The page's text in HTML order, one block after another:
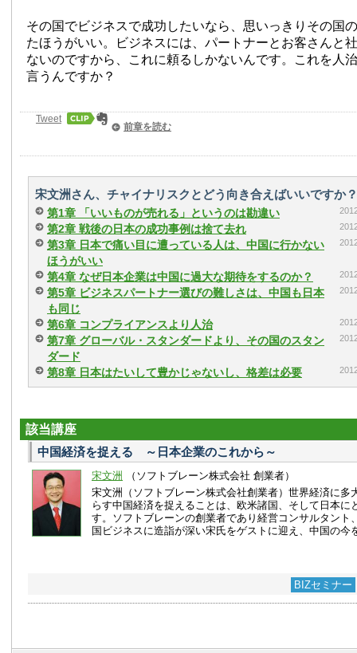
その国でビジネスで成功したいなら、思いっきりその国
たほうがいい。ビジネスには、パートナーとお客さんと
ないのですから、これに頼るしかないんです。これを人
言うんですか？
Tweet
前章を読む
宋文洲さん、チャイナリスクとどう向き合えばいいですか
第1章 「いいものが売れる」というのは勘違い
第2章 戦後の日本の成功事例は捨て去れ
第3章 日本で痛い目に遭っている人は、中国に行かない
ほうがいい
第4章 なぜ日本企業は中国に過大な期待をするのか？
第5章 ビジネスパートナー選びの難しさは、中国も日本
も同じ
第6章 コンプライアンスより人治
第7章 グローバル・スタンダードより、その国のスタン
ダード
第8章 日本はたいして豊かじゃないし、格差は必要
該当講座
中国経済を捉える ～日本企業のこれから～
宋文洲
（ソフトブレーン株式会社 創業者）
宋文洲（ソフトブレーン株式会社創業者）世界経済に多
らす中国経済を捉えることは、欧米諸国、そして日本に
す。ソフトブレーンの創業者であり経営コンサルタント
国ビジネスに造詣が深い宋氏をゲストに迎え、中国の今
BIZセミナー